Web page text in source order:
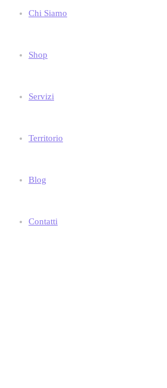
Chi Siamo
Shop
Servizi
Territorio
Blog
Contatti